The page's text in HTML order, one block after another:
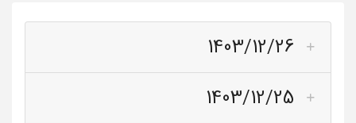
1403/12/26
1403/12/25